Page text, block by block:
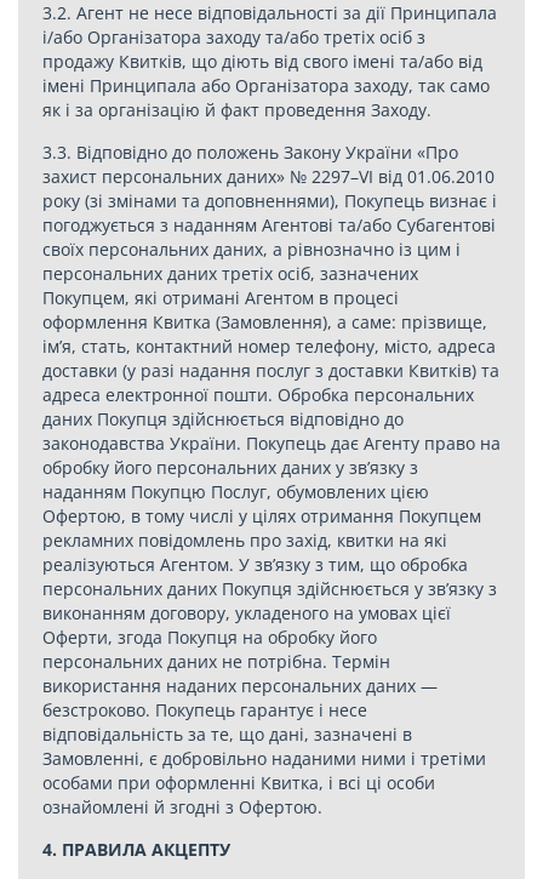
3.2. Агент не несе відповідальності за дії Принципала
і/або Організатора заходу та/або третіх осіб з
продажу Квитків, що діють від свого імені та/або від
імені Принципала або Організатора заходу, так само
як і за організацію й факт проведення Заходу.
3.3. Відповідно до положень Закону України «Про
захист персональних даних» № 2297–VI від 01.06.2010
року (зі змінами та доповненнями), Покупець визнає і
погоджується з наданням Агентові та/або Субагентові
своїх персональних даних, а рівнозначно із цим і
персональних даних третіх осіб, зазначених
Покупцем, які отримані Агентом в процесі
оформлення Квитка (Замовлення), а саме: прізвище,
ім’я, стать, контактний номер телефону, місто, адреса
доставки (у разі надання послуг з доставки Квитків) та
адреса електронної пошти. Обробка персональних
даних Покупця здійснюється відповідно до
законодавства України. Покупець дає Агенту право на
обробку його персональних даних у зв’язку з
наданням Покупцю Послуг, обумовлених цією
Офертою, в тому числі у цілях отримання Покупцем
рекламних повідомлень про захід, квитки на які
реалізуються Агентом. У зв’язку з тим, що обробка
персональних даних Покупця здійснюється у зв’язку з
виконанням договору, укладеного на умовах цієї
Оферти, згода Покупця на обробку його
персональних даних не потрібна. Термін
використання наданих персональних даних —
безстроково. Покупець гарантує і несе
відповідальність за те, що дані, зазначені в
Замовленні, є добровільно наданими ними і третіми
особами при оформленні Квитка, і всі ці особи
ознайомлені й згодні з Офертою.
4. ПРАВИЛА АКЦЕПТУ